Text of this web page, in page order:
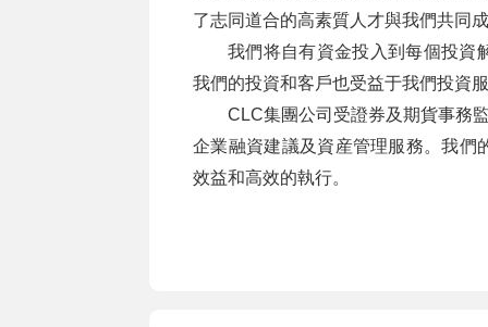
了志同道合的高素質人才與我們共同
我們将自有資金投入到每個投資
我們的投資和客戶也受益于我們投資
CLC集團公司受證券及期貨事務
企業融資建議及資産管理服務。我們
效益和高效的執行。